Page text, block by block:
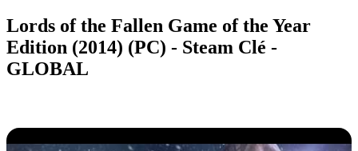
Lords of the Fallen Game of the Year
Edition (2014) (PC) - Steam Clé -
GLOBAL